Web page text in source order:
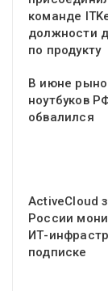
команде
должности
по продукту
В июне
ноутбуков
обвалился
ActiveCloud
России
ИТ-
подписке